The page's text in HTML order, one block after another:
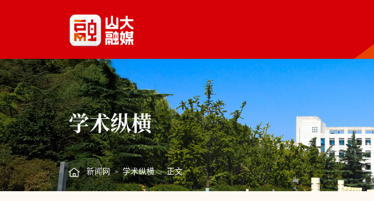
学术纵横
新闻网 > 学术纵横 > 正文